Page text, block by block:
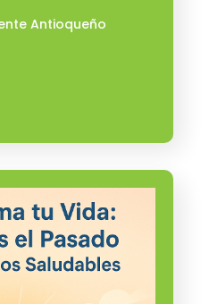
Antioqueño